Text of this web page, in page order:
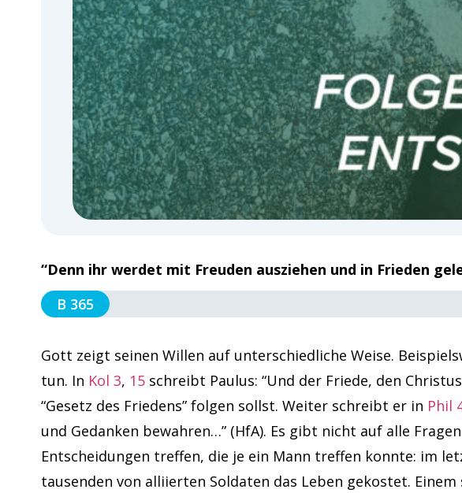
“Denn ihr werdet mit Freuden ausziehen und in Frieden
B 365
Gott zeigt seinen Willen auf unterschiedliche Weise.
tun. In Kol 3, 15 schreibt Paulus: “Und der Friede, den
“Gesetz des Friedens” folgen sollst. Weiter schreibt er in Phil
und Gedanken bewahren…” (HfA). Es gibt nicht auf alle
Entscheidungen treffen, die je ein Mann treffen konnte: im
tausenden von alliierten Soldaten das Leben gekostet.